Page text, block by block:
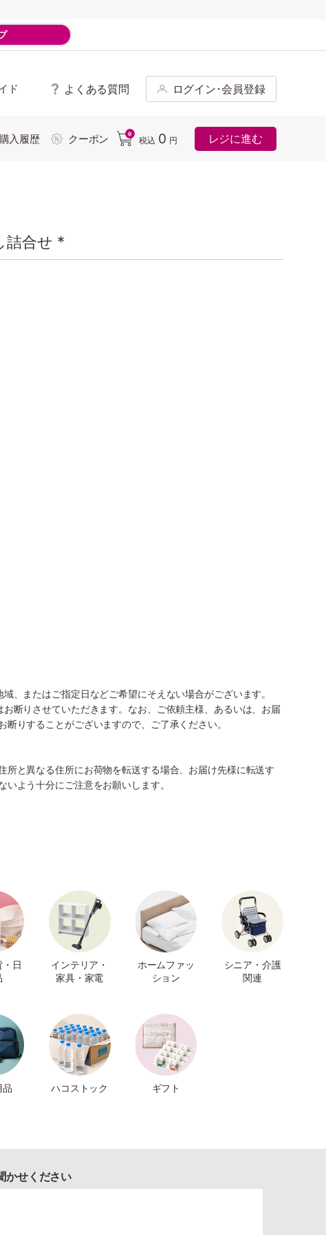
ド よくある質問 ログイン･会員登録
購入履歴 クーポン 0
税込 0 円 レジに進む
詰合せ *
、またはご指定日などご希望にそえない場合がございます。
断りさせていただきます。なお、ご依頼主様、あるいは、お届
りすることがございますので、ご了承ください。
と異なる住所にお荷物を転送する場合、お届け先様に転送す
よう十分にご注意をお願いします。
日
インテリア・
家具・家電
ホームファッ
ション
シニア・介護
関連
品 ハコストック ギフト
かせください